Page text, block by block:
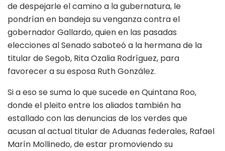
de despejarle el camino a la gubernatura, le
pondrían en bandeja su venganza contra el
gobernador Gallardo, quien en las pasadas
elecciones al Senado saboteó a la hermana de la
titular de Segob, Rita Ozalia Rodríguez, para
favorecer a su esposa Ruth González.
Si a eso se suma lo que sucede en Quintana Roo,
donde el pleito entre los aliados también ha
estallado con las denuncias de los verdes que
acusan al actual titular de Aduanas federales, Rafael
Marín Mollinedo, de estar promoviendo su